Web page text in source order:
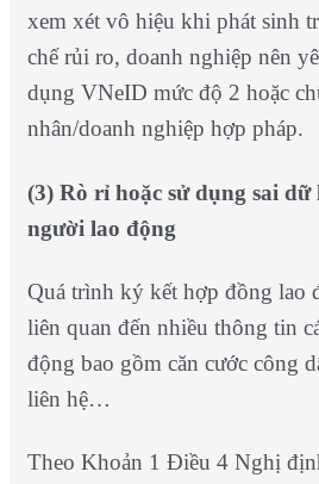
xem xét vô hiệu khi phát sinh
chế rủi ro, doanh nghiệp nên
dụng VNeID mức độ 2 hoặc
nhân/doanh nghiệp hợp pháp.
(3) Rò rỉ hoặc sử dụng sai dữ
người lao động
Quá trình ký kết hợp đồng lao
liên quan đến nhiều thông tin
động bao gồm căn cước công
liên hệ…
Theo Khoản 1 Điều 4 Nghị